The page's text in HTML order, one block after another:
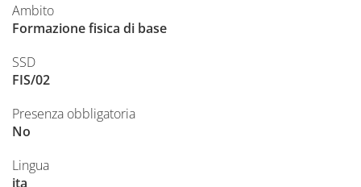
Ambito
Formazione fisica di base
SSD
FIS/02
Presenza obbligatoria
No
Lingua
ita